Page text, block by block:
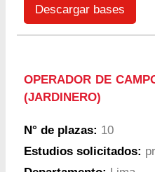
Descargar bases
OPERADOR DE
(JARDINERO)
N° de plazas: 10
Estudios solicitados: